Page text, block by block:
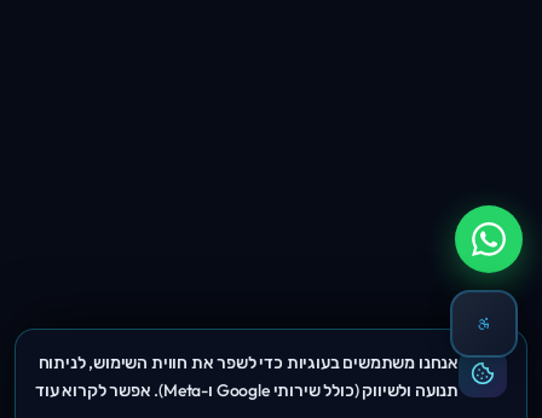
אנחנו משתמשים בעוגיות כדי לשפר את חווית השימוש, לניתוח
תנועה ולשיווק (כולל שירותי Google ו-Meta). אפשר לקרוא עוד